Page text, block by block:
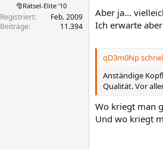
🎅Rätsel-Elite ’10
Registriert
Feb. 2009
Beiträge
11.394
Aber ja...
Ich erwarte
qD3m0Np
Anständige
Qualität. Vor
Wo kriegt man
Und wo kriegt